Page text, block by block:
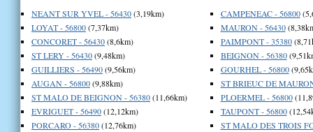
NEANT SUR YVEL - 56430(3,19km)
LOYAT - 56800(7,37km)
CONCORET - 56430(8,6km)
ST LERY - 56430(9,48km)
GUILLIERS - 56490(9,56km)
AUGAN - 56800(9,88km)
ST MALO DE BEIGNON - 56380(11,66km)
EVRIGUET - 56490(12,12km)
PORCARO - 56380(12,76km)
CAMPENEAC - 56800
MAURON - 56430
PAIMPONT - 35380
BEIGNON - 56380
GOURHEL - 56800
ST BRIEUC DE
PLOERMEL - 56800
TAUPONT - 56800
ST MALO DES TROIS